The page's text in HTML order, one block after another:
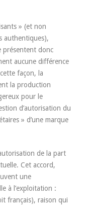
» (et non
authentiques),
présentent donc
aucune différence
façon, la
la production
pour le
d’autorisation du
» d’une marque
de la part
Cet accord,
une
à l’exploitation :
français), raison qui